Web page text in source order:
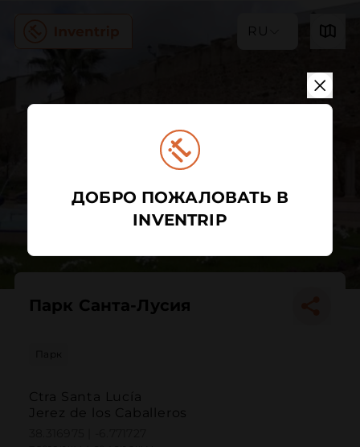
RU
Парк Санта-Лусия
Парк
Ctra Santa Lucía
Jerez de los Caballeros
ДОБРО ПОЖАЛОВАТЬ В
INVENTRIP